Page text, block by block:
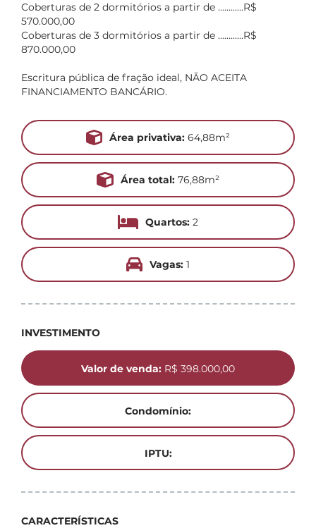
Coberturas de 2 dormitórios a partir de ............R$
570.000,00
Coberturas de 3 dormitórios a partir de ............R$
870.000,00
Escritura pública de fração ideal, NÃO ACEITA
FINANCIAMENTO BANCÁRIO.
Área privativa: 64,88m²
Área total:76,88m²
Quartos:2
Vagas: 1
INVESTIMENTO
Valor de venda: R$ 398.000,00
Condomínio:
IPTU:
CARACTERÍSTICAS